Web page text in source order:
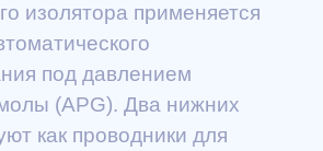
изолятора применяется
под давлением
(APG). Два нижних
как проводники для